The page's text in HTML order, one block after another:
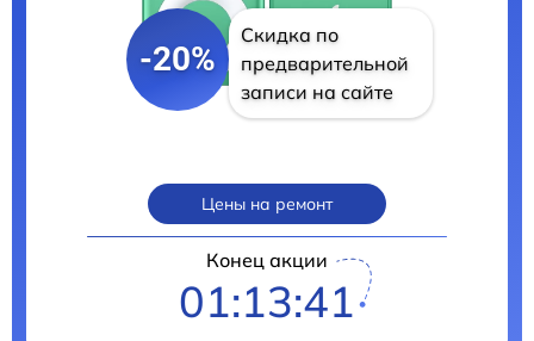
-20%
Скидка по
предварительной
записи на сайте
Цены на ремонт
Конец акции
01:13:40